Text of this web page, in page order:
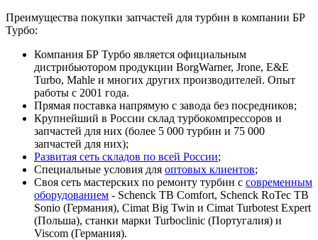
Преимущества покупки запчастей для турбин в компании БР
Турбо:
Компания БР Турбо является официальным
дистрибьютором продукции BorgWarner, Jrone, E&E
Turbo, Mahle и многих других производителей. Опыт
работы с 2001 года.
Прямая поставка напрямую с завода без посредников;
Крупнейший в России склад турбокомпрессоров и
запчастей для них (более 5 000 турбин и 75 000
запчастей для них);
Развитая сеть складов по всей России;
Специальные условия для оптовых клиентов;
Своя сеть мастерских по ремонту турбин с современным
оборудованием - Schenck TB Comfort, Schenck RoTec TB
Sonio (Германия), Cimat Big Twin и Cimat Turbotest Expert
(Польша), станки марки Turboclinic (Португалия) и
Viscom (Германия).